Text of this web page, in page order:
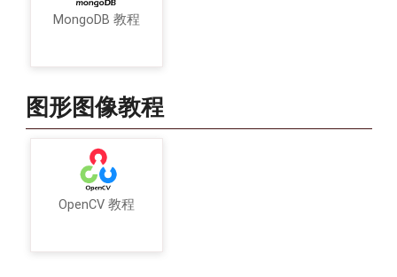
MongoDB 教程
图形图像教程
OpenCV 教程